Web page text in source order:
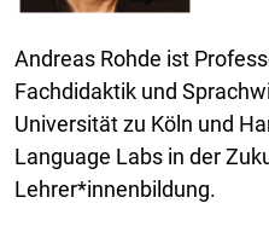
Andreas Rohde ist
Fachdidaktik und
Universität zu Köln und
Language Labs in der
Lehrer*innenbildung.